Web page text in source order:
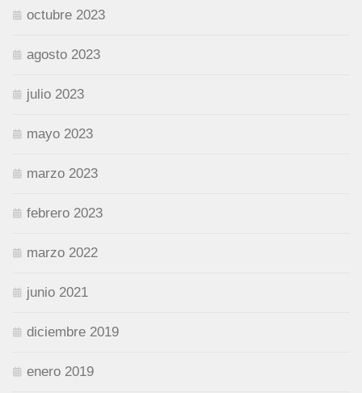
octubre 2023
agosto 2023
julio 2023
mayo 2023
marzo 2023
febrero 2023
marzo 2022
junio 2021
diciembre 2019
enero 2019